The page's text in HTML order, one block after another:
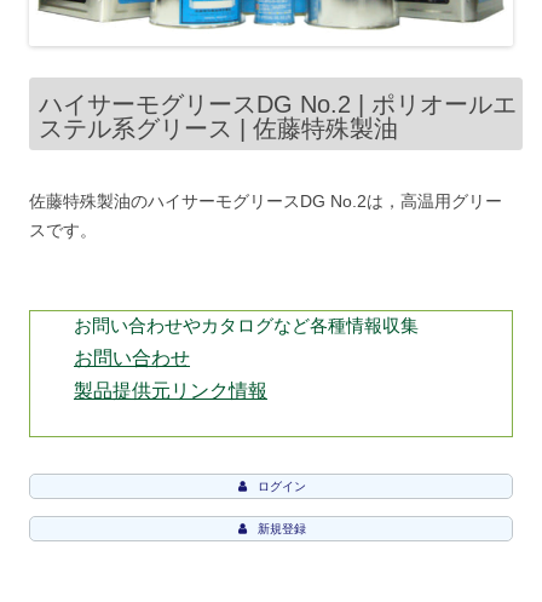
ハイサーモグリースDG No.2 | ポリオールエ
ステル系グリース | 佐藤特殊製油
佐藤特殊製油のハイサーモグリースDG No.2は，高温用グリー
スです。
お問い合わせやカタログなど各種情報収集
お問い合わせ
製品提供元リンク情報
ログイン
新規登録